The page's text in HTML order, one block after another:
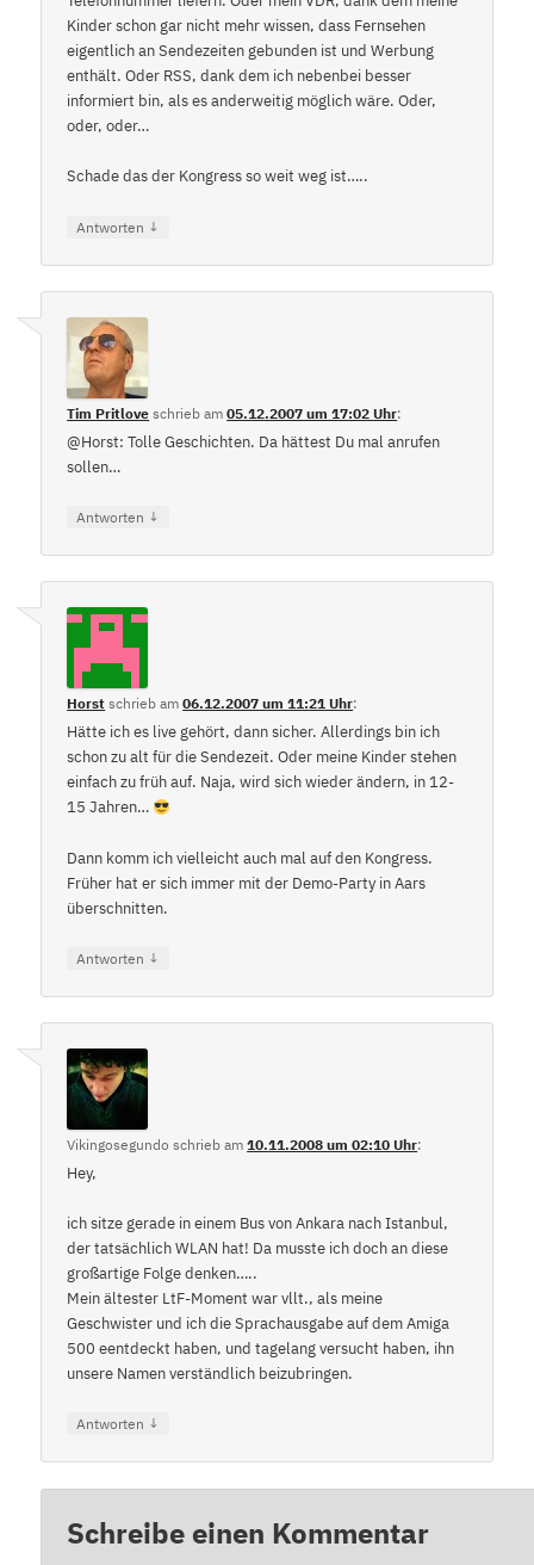
Kinder schon gar nicht mehr wissen, dass Fernsehen
eigentlich an Sendezeiten gebunden ist und Werbung
enthält. Oder RSS, dank dem ich nebenbei besser
informiert bin, als es anderweitig möglich wäre. Oder,
oder, oder…
Schade das der Kongress so weit weg ist…..
Antworten ↓
Tim Pritlove schrieb am05.12.2007 um 17:02 Uhr:
@Horst: Tolle Geschichten. Da hättest Du mal anrufen
sollen…
Antworten ↓
Horst schrieb am06.12.2007 um 11:21 Uhr:
Hätte ich es live gehört, dann sicher. Allerdings bin ich
schon zu alt für die Sendezeit. Oder meine Kinder stehen
einfach zu früh auf. Naja, wird sich wieder ändern, in 12-
15 Jahren…
Dann komm ich vielleicht auch mal auf den Kongress.
Früher hat er sich immer mit der Demo-Party in Aars
überschnitten.
Antworten ↓
Vikingosegundo schrieb am10.11.2008 um 02:10 Uhr:
Hey,
ich sitze gerade in einem Bus von Ankara nach Istanbul,
der tatsächlich WLAN hat! Da musste ich doch an diese
großartige Folge denken…..
Mein ältester LtF-Moment war vllt., als meine
Geschwister und ich die Sprachausgabe auf dem Amiga
500 eentdeckt haben, und tagelang versucht haben, ihn
unsere Namen verständlich beizubringen.
Antworten ↓
Schreibe einen Kommentar